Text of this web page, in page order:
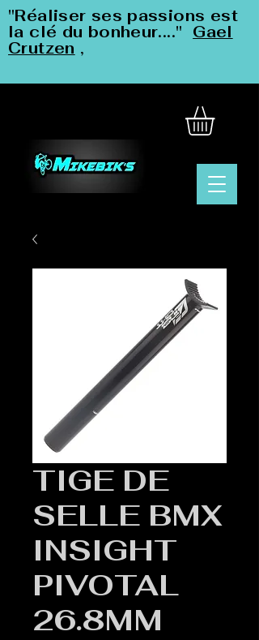
"Réaliser ses passions est
la clé du bonheur...." Gael
Crutzen ,
TIGE DE
SELLE BMX
INSIGHT
PIVOTAL
26.8MM